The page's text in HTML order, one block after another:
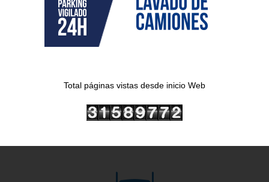
Total páginas vistas desde inicio Web